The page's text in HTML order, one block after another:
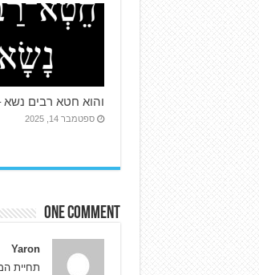
והוא חטא רבים נשא
ספטמבר 14, 2025
One comment
Yaron
תחיית